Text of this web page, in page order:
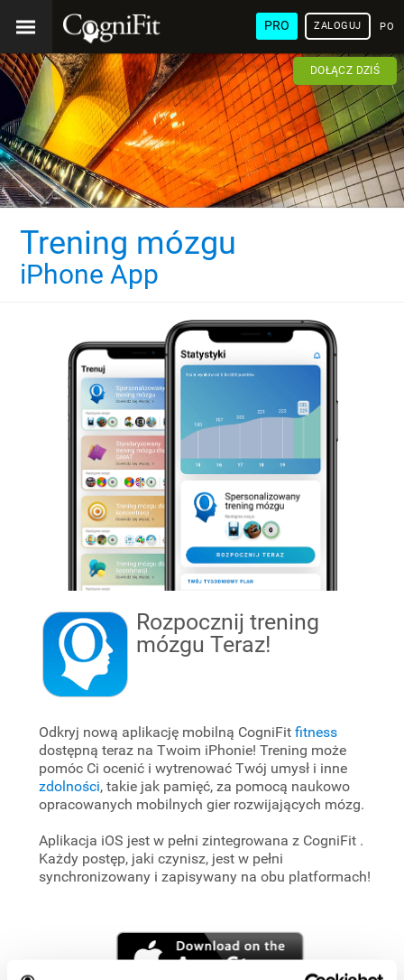
PRO ZALOGUJ
DOŁĄCZ DZIŚ
Trening mózgu
iPhone App
Rozpocznij trening
mózgu Teraz!
Odkryj nową aplikację mobilną CogniFit fitness
dostępną teraz na Twoim iPhonie! Trening może
pomóc Ci ocenić i wytrenować Twój umysł i inne
zdolności, takie jak pamięć, za pomocą naukowo
opracowanych mobilnych gier rozwijających mózg.
Aplikacja iOS jest w pełni zintegrowana z CogniFit .
Każdy postęp, jaki czynisz, jest w pełni
synchronizowany i zapisywany na obu platformach!